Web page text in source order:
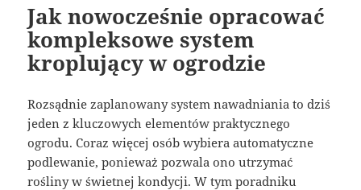
Jak nowocześnie opracować
kompleksowe system
kroplujący w ogrodzie
Rozsądnie zaplanowany system nawadniania to dziś
jeden z kluczowych elementów praktycznego
ogrodu. Coraz więcej osób wybiera automatyczne
podlewanie, ponieważ pozwala ono utrzymać
rośliny w świetnej kondycji. W tym poradniku